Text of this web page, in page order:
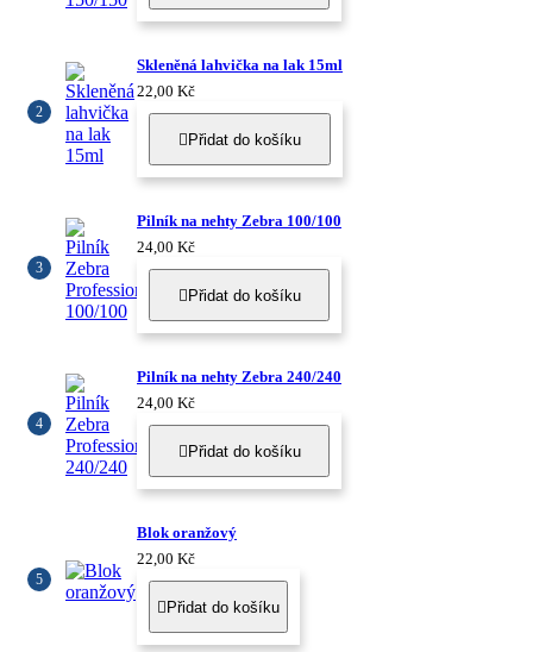
Skleněná lahvička na lak 15ml
22,00 Kč
 Přidat do košíku
Pilník na nehty Zebra 100/100
24,00 Kč
 Přidat do košíku
Pilník na nehty Zebra 240/240
24,00 Kč
 Přidat do košíku
Blok oranžový
22,00 Kč
 Přidat do košíku